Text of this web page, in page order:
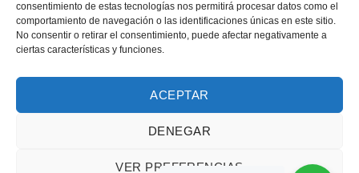
consentimiento de estas tecnologías nos permitirá procesar datos como el
comportamiento de navegación o las identificaciones únicas en este sitio.
No consentir o retirar el consentimiento, puede afectar negativamente a
ciertas características y funciones.
ACEPTAR
DENEGAR
VER PREFERENCIAS
Contacto|Incidencias|Devoluciones|
Condiciones generales
Diseñado porCreacionesDigitales.es
Elcanarino.com pertenece al grupo Distribuciones el